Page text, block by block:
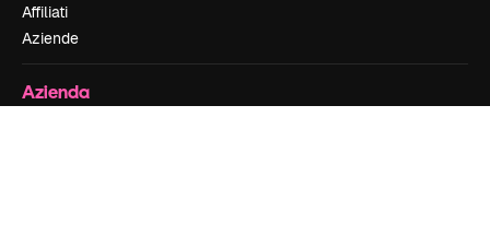
Affiliati
Aziende
Azienda